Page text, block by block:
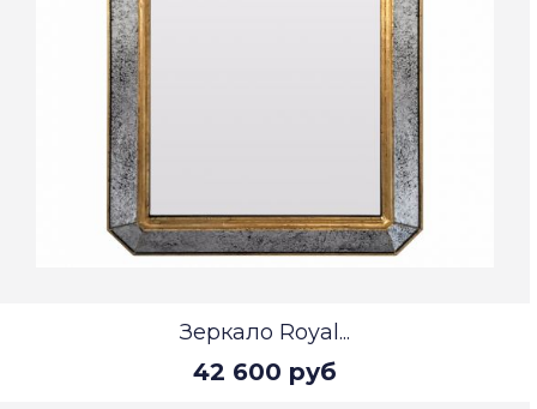
Зеркало Royal...
42 600 руб